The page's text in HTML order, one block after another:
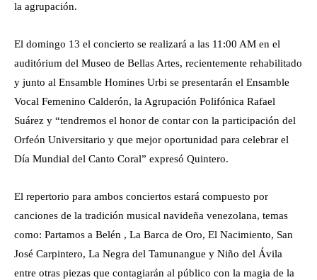
la agrupación.
El domingo 13 el concierto se realizará a las 11:00 AM en el
auditórium del Museo de Bellas Artes, recientemente rehabilitado
y junto al Ensamble Homines Urbi se presentarán el Ensamble
Vocal Femenino Calderón, la Agrupación Polifónica Rafael
Suárez y “tendremos el honor de contar con la participación del
Orfeón Universitario y que mejor oportunidad para celebrar el
Día Mundial del Canto Coral” expresó Quintero.
El repertorio para ambos conciertos estará compuesto por
canciones de la tradición musical navideña venezolana, temas
como: Partamos a Belén , La Barca de Oro, El Nacimiento, San
José Carpintero, La Negra del Tamunangue y Niño del Ávila
entre otras piezas que contagiarán al público con la magia de la